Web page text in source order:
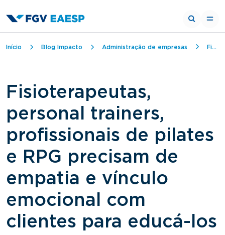
Trilha de navegação
Início Blog Impacto Administração de empresas Fisioterapeutas, personal trainers, profissionais de pilates e RPG precisam de empatia e vínculo emocional com clientes para educá-los
Fisioterapeutas,
personal trainers,
profissionais de pilates
e RPG precisam de
empatia e vínculo
emocional com
clientes para educá-los